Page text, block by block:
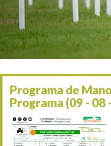
06/09
13/09
30/09
11/06
05/07
12/07
19/07
Programa de
Programa (09 - 08